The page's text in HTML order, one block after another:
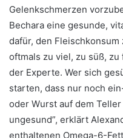
Gelenkschmerzen
Bechara eine gesunde,
dafür, den
oftmals zu viel, zu süß,
der Experte. Wer sich
starten, dass nur noch
oder Wurst auf dem
ungesund”, erklärt
enthaltenen Omega-6-